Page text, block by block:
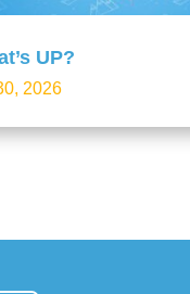
UP?
2026